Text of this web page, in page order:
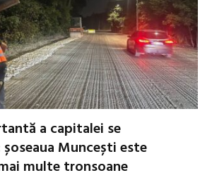
a capitalei se
Muncești este
multe tronsoane